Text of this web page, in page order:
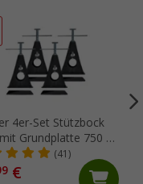
4er-Set Stützbock
Grundplatte 750 kg
(41)
€